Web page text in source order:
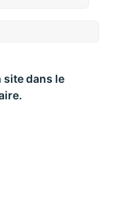
site dans le